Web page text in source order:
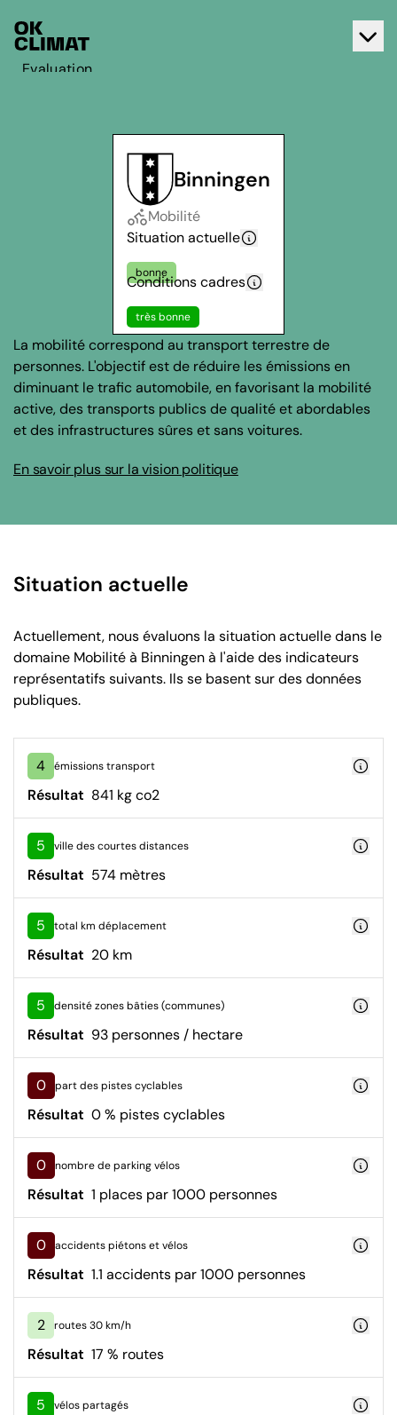
Evaluation
Binningen
Mobilité
Situation actuelle
bonne
Conditions cadres
très bonne
La mobilité correspond au transport terrestre de
personnes. L'objectif est de réduire les émissions en
diminuant le trafic automobile, en favorisant la mobilité
active, des transports publics de qualité et abordables
et des infrastructures sûres et sans voitures.
En savoir plus sur la vision politique
Situation actuelle
Actuellement, nous évaluons la situation actuelle dans le
domaine Mobilité à Binningen à l'aide des indicateurs
représentatifs suivants. Ils se basent sur des données
publiques.
4 émissions transport
Résultat 841 kg co2
5 ville des courtes distances
Résultat 574 mètres
5 total km déplacement
Résultat 20 km
5 densité zones bâties (communes)
Résultat 93 personnes / hectare
0 part des pistes cyclables
Résultat 0 % pistes cyclables
0 nombre de parking vélos
Résultat 1 places par 1000 personnes
0 accidents piétons et vélos
Résultat 1.1 accidents par 1000 personnes
2 routes 30 km/h
Résultat 17 % routes
5 vélos partagés